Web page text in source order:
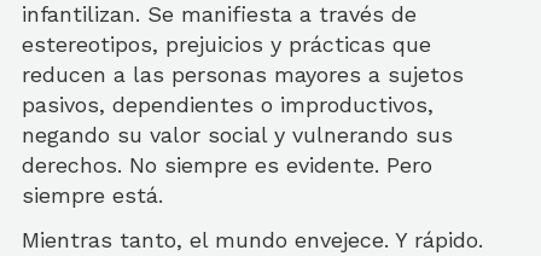
infantilizan. Se manifiesta a través de
estereotipos, prejuicios y prácticas que
reducen a las personas mayores a sujetos
pasivos, dependientes o improductivos,
negando su valor social y vulnerando sus
derechos. No siempre es evidente. Pero
siempre está.
Mientras tanto, el mundo envejece. Y rápido.